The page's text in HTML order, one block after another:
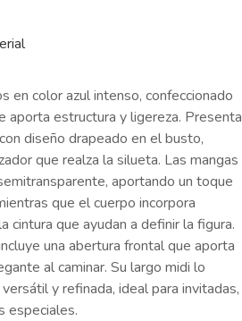
en color azul intenso, confeccionado
aporta estructura y ligereza. Presenta
diseño drapeado en el busto,
que realza la silueta. Las mangas
aportando un toque
que el cuerpo incorpora
cintura que ayudan a definir la figura.
una abertura frontal que aporta
al caminar. Su largo midi lo
y refinada, ideal para invitadas,
especiales.